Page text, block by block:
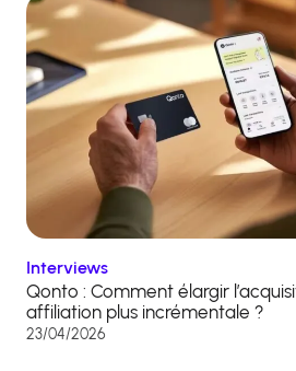
Interviews
Qonto : Comment élargir
affiliation plus incrémentale ?
23/04/2026